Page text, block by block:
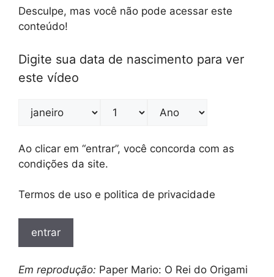
Desculpe, mas você não pode acessar este
conteúdo!
Digite sua data de nascimento para ver
este vídeo
Ao clicar em “entrar”, você concorda com as
condições da site.
Termos de uso e politica de privacidade
entrar
Em reprodução: Paper Mario: O Rei do Origami